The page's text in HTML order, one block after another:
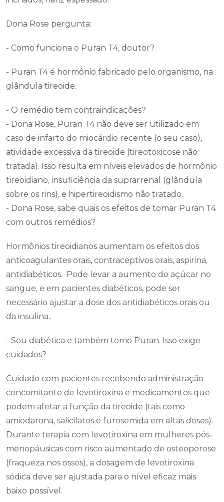
Dona Rose pergunta:
- Como funciona o Puran T4, doutor?
- Puran T4 é hormônio fabricado pelo organismo, na
glândula tireoide.
- O remédio tem contraindicações?
- Dona Rose, Puran T4 não deve ser utilizado em
caso de infarto do miocárdio recente (o seu caso),
atividade excessiva da tireoide (tireotoxicose não
tratada). Isso resulta em níveis elevados de hormônio
tireoidiano, insuficiência da suprarrenal (glândula
sobre os rins), e hipertireoidismo não tratado.
- Dona Rose, sabe quais os efeitos de tomar Puran T4
com outros remédios?
Hormônios tireoidianos aumentam os efeitos dos
anticoagulantes orais, contraceptivos orais, aspirina,
antidiabéticos. Pode levar a aumento do açúcar no
sangue, e em pacientes diabéticos, pode ser
necessário ajustar a dose dos antidiabéticos orais ou
da insulina..
- Sou diabética e também tomo Puran. Isso exige
cuidados?
Cuidado com pacientes recebendo administração
concomitante de levotiroxina e medicamentos que
podem afetar a função da tireoide (tais como
amiodarona, salicilatos e furosemida em altas doses).
Durante terapia com levotiroxina em mulheres pós-
menopáusicas com risco aumentado de osteoporose
(fraqueza nos ossos), a dosagem de levotiroxina
sódica deve ser ajustada para o nível eficaz mais
baixo possível.